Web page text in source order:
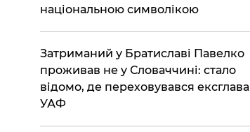
національною символікою
Затриманий у Братиславі Павелко
проживав не у Словаччині: стало
відомо, де переховувався ексглава
УАФ